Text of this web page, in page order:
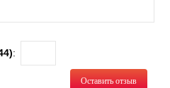
:
Оставить отзыв